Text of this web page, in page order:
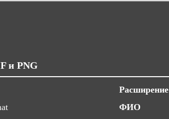
и PNG
Расширение
ФИО